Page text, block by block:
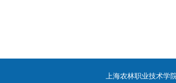
上海农林职业技术学